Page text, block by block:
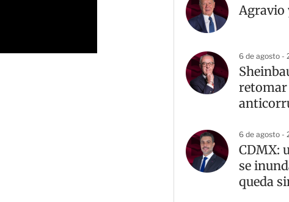
Agravio
6 de agosto -
retomar
6 de agosto -
CDMX:
se
queda